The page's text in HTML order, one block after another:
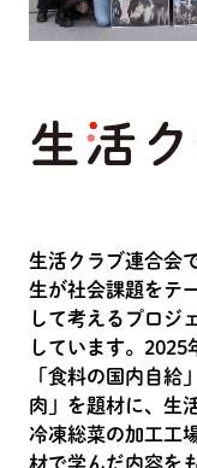
生活クラブ連合会
生が社会課題をテ
して考えるプロジ
しています。2025
「食料の国内自給
肉」を題材に、生
冷凍総菜の加工工
材で学んだ内容を